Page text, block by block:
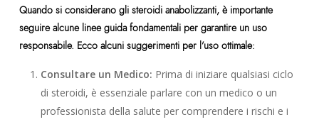
Quando si considerano gli steroidi anabolizzanti, è importante
seguire alcune linee guida fondamentali per garantire un uso
responsabile. Ecco alcuni suggerimenti per l’uso ottimale:
Consultare un Medico: Prima di iniziare qualsiasi ciclo
di steroidi, è essenziale parlare con un medico o un
professionista della salute per comprendere i rischi e i